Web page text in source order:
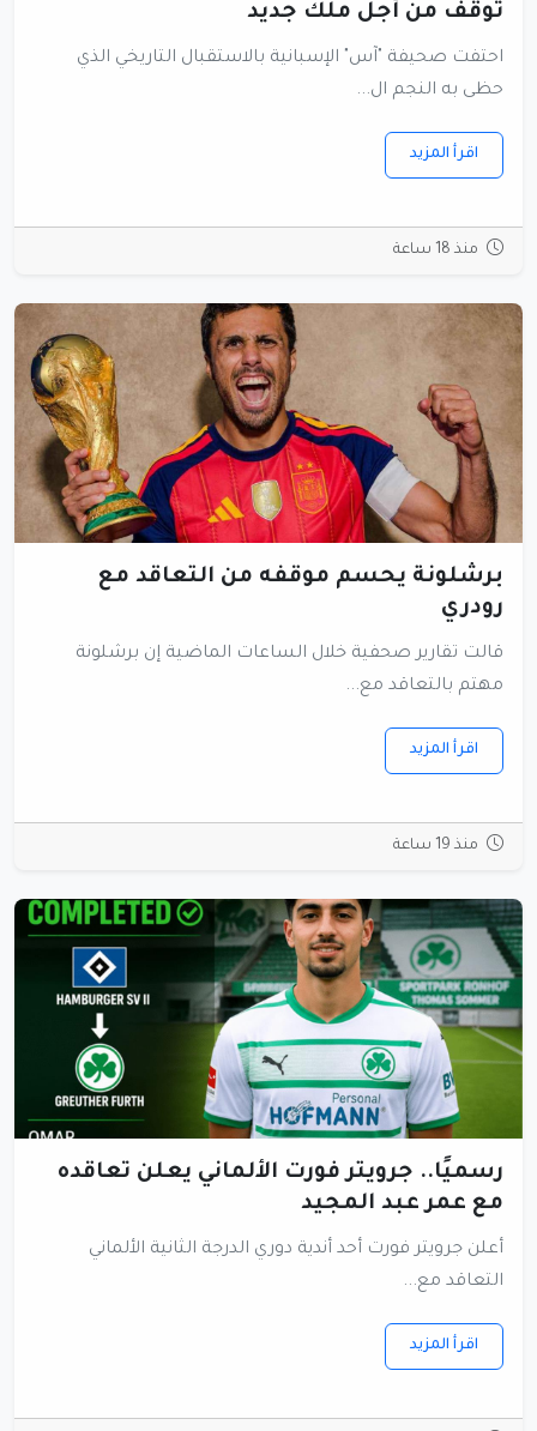
توقف من أجل ملك جديد
احتفت صحيفة "آس" الإسبانية بالاستقبال التاريخي الذي
حظى به النجم ال...
اقرأ المزيد
منذ 18 ساعة
برشلونة يحسم موقفه من التعاقد مع
رودري
قالت تقارير صحفية خلال الساعات الماضية إن برشلونة
مهتم بالتعاقد مع...
اقرأ المزيد
منذ 19 ساعة
رسميًا.. جرويتر فورت الألماني يعلن تعاقده
مع عمر عبد المجيد
أعلن جرويتر فورت أحد أندية دوري الدرجة الثانية الألماني
التعاقد مع...
اقرأ المزيد